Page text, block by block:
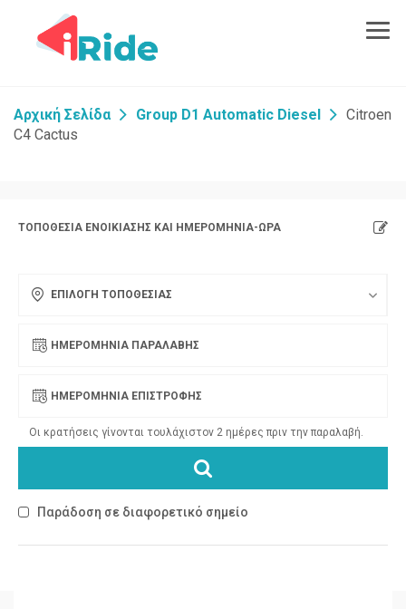
Αρχική Σελίδα Group D1 Automatic Diesel
Citroen
C4 Cactus
ΤΟΠΟΘΕΣΊΑ ΕΝΟΙΚΊΑΣΗΣ ΚΑΙ ΗΜΕΡΟΜΗΝΊΑ-ΏΡΑ
ΕΠΙΛΟΓΗ ΤΟΠΟΘΕΣΙΑΣ
ΗΜΕΡΟΜΗΝΊΑ ΠΑΡΑΛΑΒΉΣ
ΗΜΕΡΟΜΗΝΊΑ ΕΠΙΣΤΡΟΦΉΣ
Οι κρατήσεις γίνονται τουλάχιστον 2 ημέρες πριν την παραλαβή.
Παράδοση σε διαφορετικό σημείο